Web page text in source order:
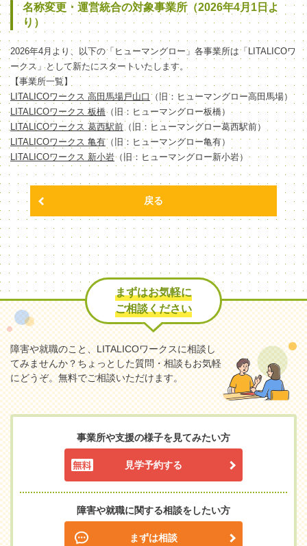
名称変更・運営統合の対象事業所（2026年4月1日よ
り）
2026年4月より、以下の「ヒューマングロー」各事業所は「LITALICOワ
ークス」として新たにスタートいたします。
【事業所一覧】
LITALICOワークス 高田馬場戸山口 （旧：ヒューマングロー高田馬場）
LITALICOワークス 板橋（旧：ヒューマングロー板橋）
LITALICOワークス 葛西駅前 （旧：ヒューマングロー葛西駅前）
LITALICOワークス 亀有（旧：ヒューマングロー亀有）
LITALICOワークス 新小岩（旧：ヒューマングロー新小岩）
戻る
まずはお気軽に
ご相談ください
障害や就職のこと、LITALICOワークスに相談し
てみませんか？ちょっとした質問・相談もお気軽
にどうぞ。無料でご相談いただけます。
事業所や支援の様子を見てみたい方
見学予約する
障害や就職に関する相談をしたい方
まずは相談